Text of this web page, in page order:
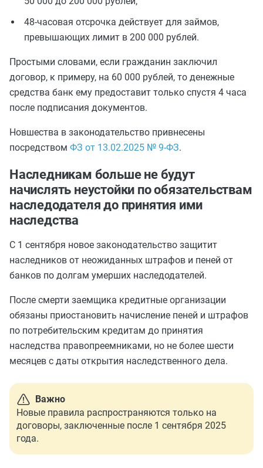
48-часовая отсрочка действует для займов,
превышающих лимит в 200 000 рублей.
Простыми словами, если гражданин заключил
договор, к примеру, на 60 000 рублей, то денежные
средства банк ему предоставит только спустя 4 часа
после подписания документов.
Новшества в законодательство привнесены
посредством ФЗ от 13.02.2025 № 9-ФЗ.
Наследникам больше не будут
начислять неустойки по обязательствам
наследодателя до принятия ими
наследства
С 1 сентября новое законодательство защитит
наследников от неожиданных штрафов и пеней от
банков по долгам умерших наследодателей.
После смерти заемщика кредитные организации
обязаны приостановить начисление пеней и штрафов
по потребительским кредитам до принятия
наследства правопреемниками, но не более шести
месяцев с даты открытия наследственного дела.
Важно
Новые правила распространяются только на
договоры, заключенные после 1 сентября 2025
года.